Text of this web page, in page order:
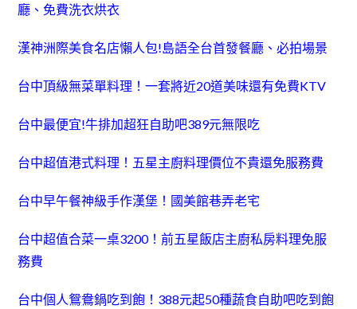
廳、免費洗衣烘衣
漢神洲際美食名店懶人包!島語全台首發餐廳、必拍場景
台中頂級無菜單料理！一套將近20道美味還有免費KTV
台中最便宜!牛排加超狂自助吧389元無限吃
台中超值港式料理！五星主廚料理價位不貴還免服務費
台中早午餐神級手作漢堡！國美館巷弄老宅
台中超值合菜一桌3200！前五星飯店主廚私房料理免服
務費
台中個人鴛鴦鍋吃到飽！388元起50種蔬食自助吧吃到飽